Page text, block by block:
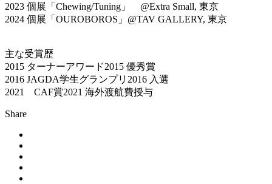
2023 個展「Chewing/Tuning」 @Extra Small, 東京
2024 個展「OUROBOROS」@TAV GALLERY, 東京
主な受賞歴
2015 ターナーアワード2015 優秀賞
2016 JAGDA学生グランプリ2016 入選
2021 CAF賞2021 海外渡航費授与
Share